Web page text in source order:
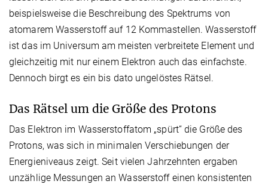
beispielsweise die Beschreibung des Spektrums von
atomarem Wasserstoff auf 12 Kommastellen. Wasserstoff
ist das im Universum am meisten verbreitete Element und
gleichzeitig mit nur einem Elektron auch das einfachste.
Dennoch birgt es ein bis dato ungelöstes Rätsel.
Das Rätsel um die Größe des Protons
Das Elektron im Wasserstoffatom „spürt“ die Größe des
Protons, was sich in minimalen Verschiebungen der
Energieniveaus zeigt. Seit vielen Jahrzehnten ergaben
unzählige Messungen an Wasserstoff einen konsistenten